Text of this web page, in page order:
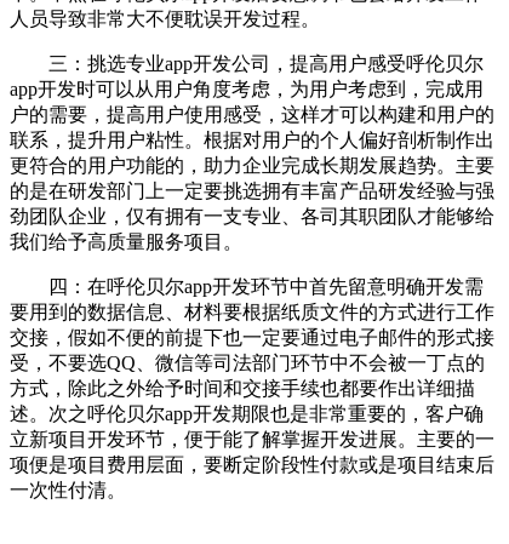
人员导致非常大不便耽误开发过程。
三：挑选专业app开发公司，提高用户感受呼伦贝尔
app开发时可以从用户角度考虑，为用户考虑到，完成用
户的需要，提高用户使用感受，这样才可以构建和用户的
联系，提升用户粘性。根据对用户的个人偏好剖析制作出
更符合的用户功能的，助力企业完成长期发展趋势。主要
的是在研发部门上一定要挑选拥有丰富产品研发经验与强
劲团队企业，仅有拥有一支专业、各司其职团队才能够给
我们给予高质量服务项目。
四：在呼伦贝尔app开发环节中首先留意明确开发需
要用到的数据信息、材料要根据纸质文件的方式进行工作
交接，假如不便的前提下也一定要通过电子邮件的形式接
受，不要选QQ、微信等司法部门环节中不会被一丁点的
方式，除此之外给予时间和交接手续也都要作出详细描
述。次之呼伦贝尔app开发期限也是非常重要的，客户确
立新项目开发环节，便于能了解掌握开发进展。主要的一
项便是项目费用层面，要断定阶段性付款或是项目结束后
一次性付清。